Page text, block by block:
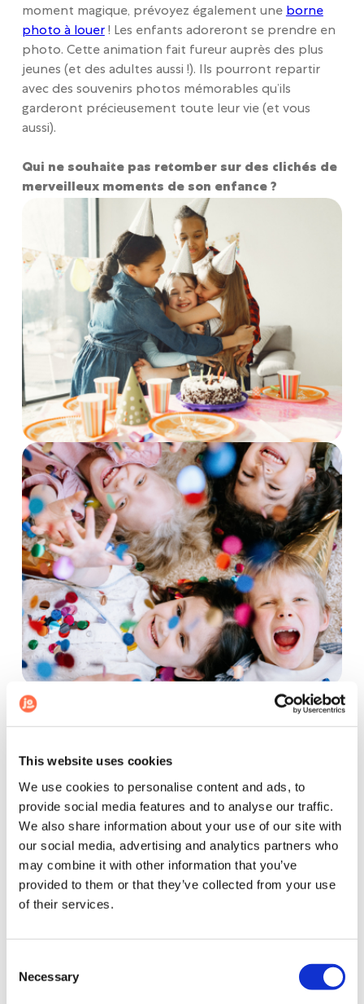
This website uses cookies
We use cookies to personalise content and ads, to
provide social media features and to analyse our traffic.
We also share information about your use of our site with
our social media, advertising and analytics partners who
may combine it with other information that you’ve
provided to them or that they’ve collected from your use
of their services.
Selection
Necessary
moment magique, prévoyez également une borne
photo à louer! Les enfants adoreront se prendre en
photo. Cette animation fait fureur auprès des plus
jeunes (et des adultes aussi !). Ils pourront repartir
avec des souvenirs photos mémorables qu’ils
garderont précieusement toute leur vie (et vous
aussi).
Qui ne souhaite pas retomber sur des clichés de
merveilleux moments de son enfance ?
Comment fêter les 10 ans de son enfant
Comment célébrer ses 18 ans,
l’étape de la majorité ?
La majorité est atteinte, déjà18 ans, la fin de
l’adolescence et l’entrée dans la vie adulte ! C’est
d’ailleurs certainement l’un des anniversairesle plus
important d’une vie.Vous souhaitez organiser une
soirée d’anniversaire inoubliable pour
l’occasion ?Voici quelques conseils.
une salle commune pour faire la fête ou rester à
domicile si vous avez assez de place. Concernant les